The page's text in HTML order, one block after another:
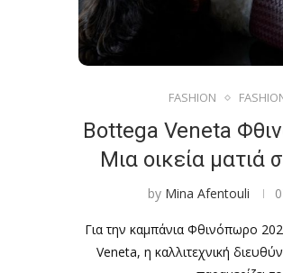
FASHION
Bottega Veneta
Μια οικεία ματιά
by Mina Afentouli
Για την καμπάνια Φθινόπωρο
Veneta, η καλλιτεχνική